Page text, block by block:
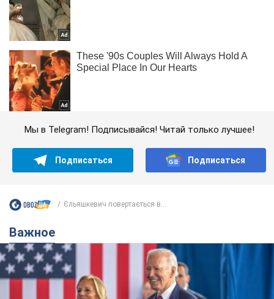
Мы в Telegram! Подписывайся! Читай только лучшее!
Подписаться Подписаться
Єльяшкевич повертається в...
Важное